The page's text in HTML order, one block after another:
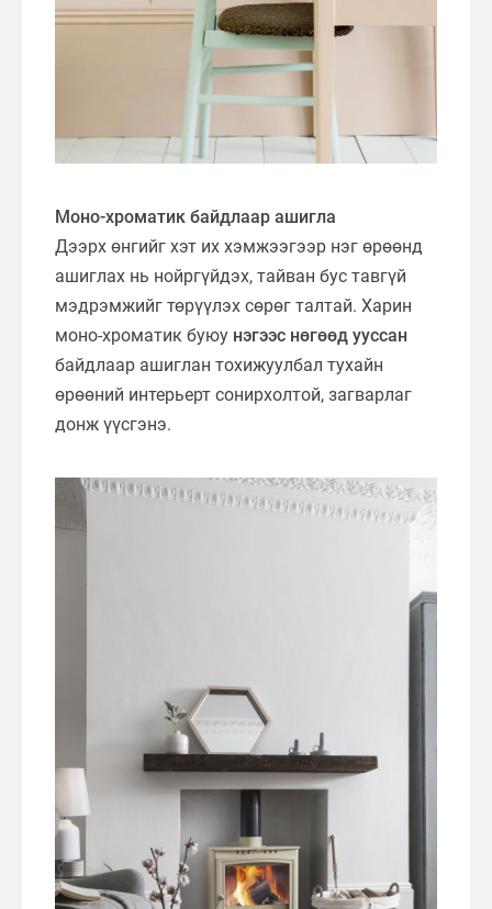
Моно-хроматик байдлаар ашигла
Дээрх өнгийг хэт их хэмжээгээр нэг өрөөнд
ашиглах нь нойргүйдэх, тайван бус тавгүй
мэдрэмжийг төрүүлэх сөрөг талтай. Харин
моно-хроматик буюу нэгээс нөгөөд ууссан
байдлаар ашиглан тохижуулбал тухайн
өрөөний интерьерт сонирхолтой, загварлаг
донж үүсгэнэ.